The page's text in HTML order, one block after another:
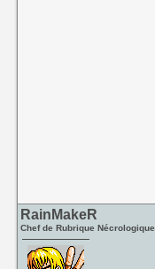
RainMakeR
Chef de Rubrique Nécrologique